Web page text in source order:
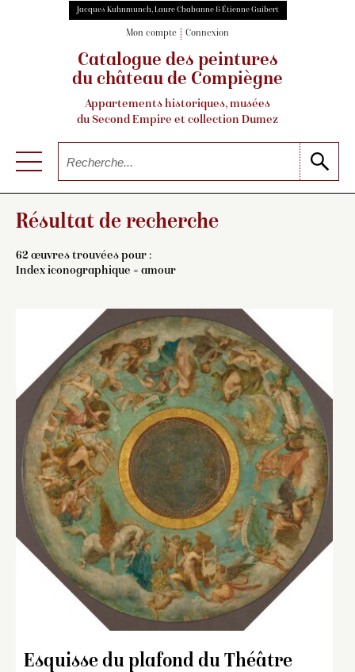
Jacques Kuhnmunch, Laure Chabanne & Étienne Guibert
Mon compte Connexion
Catalogue des peintures
du château de Compiègne
Appartements historiques, musées
du Second Empire et collection Dumez
Résultat de recherche
62 œuvres trouvées pour :
Index iconographique = amour
Esquisse du plafond du Théâtre